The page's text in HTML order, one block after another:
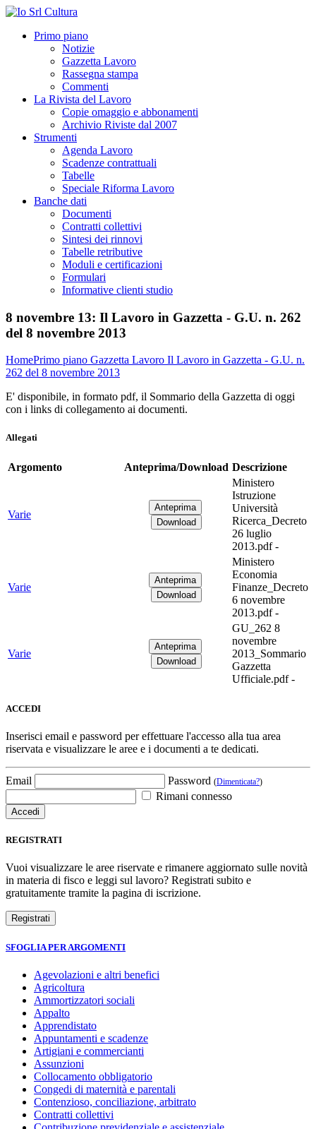
Primo piano
Notizie
Gazzetta Lavoro
Rassegna stampa
Commenti
La Rivista del Lavoro
Copie omaggio e abbonamenti
Archivio Riviste dal 2007
Strumenti
Agenda Lavoro
Scadenze contrattuali
Tabelle
Speciale Riforma Lavoro
Banche dati
Documenti
Contratti collettivi
Sintesi dei rinnovi
Tabelle retributive
Moduli e certificazioni
Formulari
Informative clienti studio
8 novembre 13: Il Lavoro in Gazzetta - G.U. n. 262
del 8 novembre 2013
HomePrimo piano Gazzetta Lavoro Il Lavoro in Gazzetta - G.U. n.
262 del 8 novembre 2013
E' disponibile, in formato pdf, il Sommario della Gazzetta di oggi
con i links di collegamento ai documenti.
Allegati
Argomento Anteprima/Download Descrizione
Varie
Ministero
Istruzione
Università
Ricerca_Decreto
26 luglio
2013.pdf -
Varie
Ministero
Economia
Finanze_Decreto
6 novembre
2013.pdf -
Varie
GU_262 8
novembre
2013_Sommario
Gazzetta
Ufficiale.pdf -
ACCEDI
Inserisci email e password per effettuare l'accesso alla tua area
riservata e visualizzare le aree e i documenti a te dedicati.
Email Password (Dimenticata?)
Rimani connesso
REGISTRATI
Vuoi visualizzare le aree riservate e rimanere aggiornato sulle novità
in materia di fisco e leggi sul lavoro? Registrati subito e
gratuitamente tramite la pagina di iscrizione.
SFOGLIA PER ARGOMENTI
Agevolazioni e altri benefici
Agricoltura
Ammortizzatori sociali
Appalto
Apprendistato
Appuntamenti e scadenze
Artigiani e commercianti
Assunzioni
Collocamento obbligatorio
Congedi di maternità e parentali
Contenzioso, conciliazione, arbitrato
Contratti collettivi